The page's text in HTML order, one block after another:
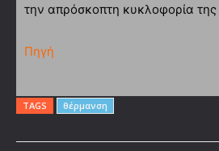
την απρόσκοπτη κυκλοφορία
Πηγή
TAGS θέρμανση